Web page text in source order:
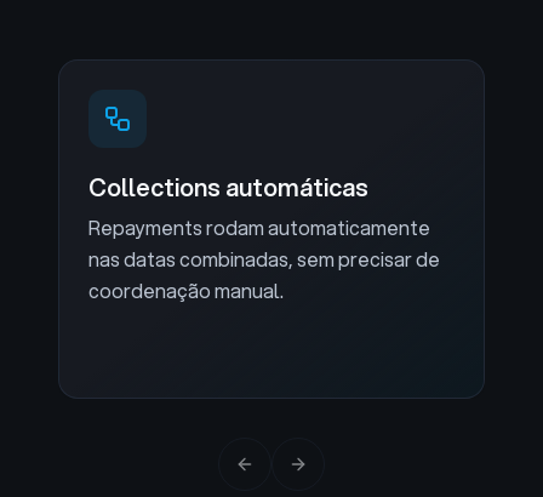
Collections automáticas
Repayments rodam automaticamente
nas datas combinadas, sem precisar de
coordenação manual.
Previous slide
Next slide